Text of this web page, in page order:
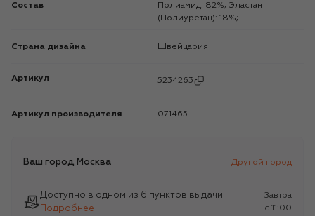
Состав
Полиамид: 82%; Эластан
(Полиуретан): 18%;
Страна дизайна Швейцария
Артикул 5234263
Артикул производителя 071465
Ваш город Москва Другой город
Доступно в одном из 6 пунктов выдачи
Подробнее
Завтра
c 11:00